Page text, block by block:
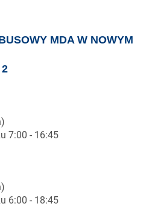
MDA W NOWYM
7:00 - 16:45
6:00 - 18:45